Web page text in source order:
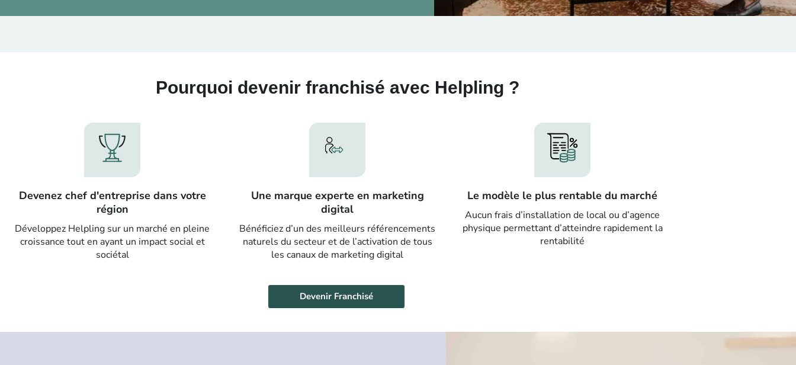
Pourquoi devenir franchisé avec Helpling ?
Devenez chef d'entreprise dans votre
région
Développez Helpling sur un marché en pleine
croissance tout en ayant un impact social et
sociétal
Une marque experte en marketing
digital
Bénéficiez d’un des meilleurs référencements
naturels du secteur et de l’activation de tous
les canaux de marketing digital
Le modèle le plus rentable du marché
Aucun frais d’installation de local ou d’agence
physique permettant d’atteindre rapidement la
rentabilité
Devenir Franchisé